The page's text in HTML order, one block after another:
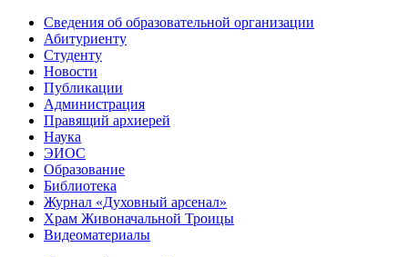
Сведения об образовательной организации
Абитуриенту
Студенту
Новости
Публикации
Администрация
Правящий архиерей
Наука
ЭИОС
Образование
Библиотека
Журнал «Духовный арсенал»
Храм Живоначальной Троицы
Видеоматериалы